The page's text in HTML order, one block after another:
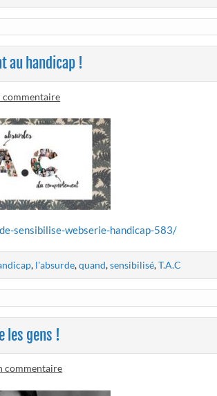
au handicap !
commentaire
sensibilise-webserie-handicap-583/
, l'absurde,quand,sensibilisé,T.A.C
les gens !
commentaire